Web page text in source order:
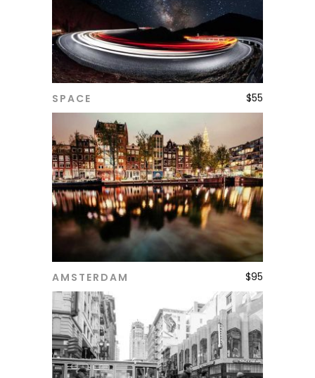
SPACE $55
ADD TO CART
AMSTERDAM $95